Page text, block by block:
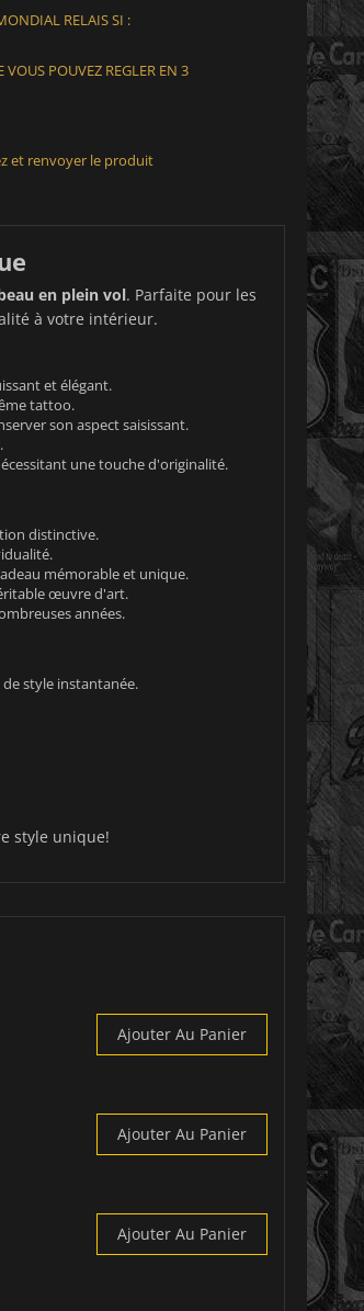
RELAIS SI :
POUVEZ REGLER EN 3
et renvoyer le produit
en plein vol. Parfaite pour les
à votre intérieur.
et élégant.
tattoo.
son aspect saisissant.
une touche d'originalité.
distinctive.
mémorable et unique.
œuvre d'art.
années.
style instantanée.
style unique!
Ajouter Au Panier
Ajouter Au Panier
Ajouter Au Panier